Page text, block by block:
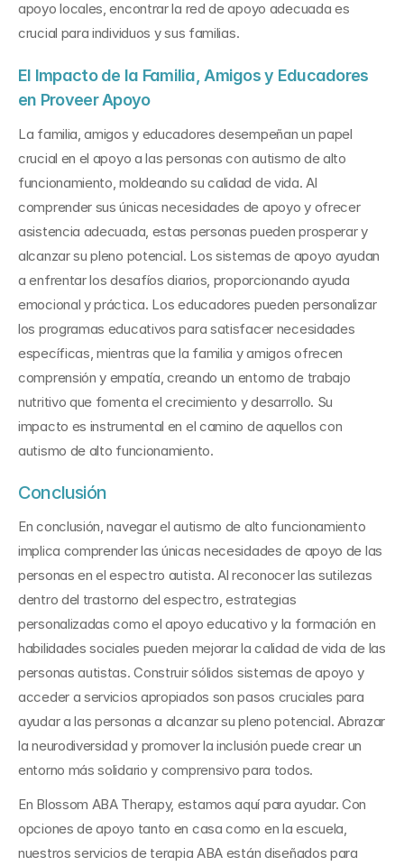
apoyo locales, encontrar la red de apoyo adecuada es
crucial para individuos y sus familias.
El Impacto de la Familia, Amigos y Educadores
en Proveer Apoyo
La familia, amigos y educadores desempeñan un papel
crucial en el apoyo a las personas con autismo de alto
funcionamiento, moldeando su calidad de vida. Al
comprender sus únicas necesidades de apoyo y ofrecer
asistencia adecuada, estas personas pueden prosperar y
alcanzar su pleno potencial. Los sistemas de apoyo ayudan
a enfrentar los desafíos diarios, proporcionando ayuda
emocional y práctica. Los educadores pueden personalizar
los programas educativos para satisfacer necesidades
específicas, mientras que la familia y amigos ofrecen
comprensión y empatía, creando un entorno de trabajo
nutritivo que fomenta el crecimiento y desarrollo. Su
impacto es instrumental en el camino de aquellos con
autismo de alto funcionamiento.
Conclusión
En conclusión, navegar el autismo de alto funcionamiento
implica comprender las únicas necesidades de apoyo de las
personas en el espectro autista. Al reconocer las sutilezas
dentro del trastorno del espectro, estrategias
personalizadas como el apoyo educativo y la formación en
habilidades sociales pueden mejorar la calidad de vida de las
personas autistas. Construir sólidos sistemas de apoyo y
acceder a servicios apropiados son pasos cruciales para
ayudar a las personas a alcanzar su pleno potencial. Abrazar
la neurodiversidad y promover la inclusión puede crear un
entorno más solidario y comprensivo para todos.
En Blossom ABA Therapy, estamos aquí para ayudar. Con
opciones de apoyo tanto en casa como en la escuela,
nuestros servicios de terapia ABA están diseñados para